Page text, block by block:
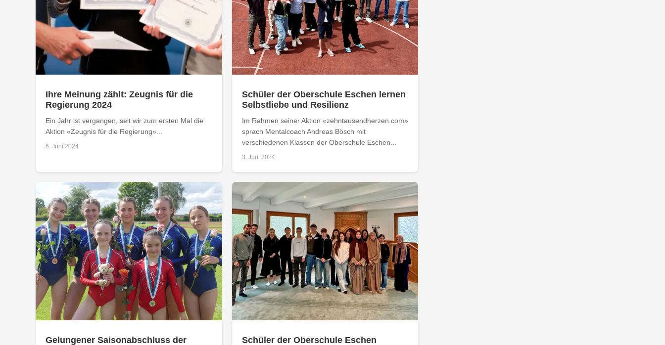
Ihre Meinung zählt: Zeugnis für die
Regierung 2024
Ein Jahr ist vergangen, seit wir zum ersten Mal die
Aktion «Zeugnis für die Regierung»...
6. Juni 2024
Schüler der Oberschule Eschen lernen
Selbstliebe und Resilienz
Im Rahmen seiner Aktion «zehntausendherzen.com»
sprach Mentalcoach Andreas Bösch mit
verschiedenen Klassen der Oberschule Eschen...
3. Juni 2024
Gelungener Saisonabschluss der
Schüler der Oberschule Eschen